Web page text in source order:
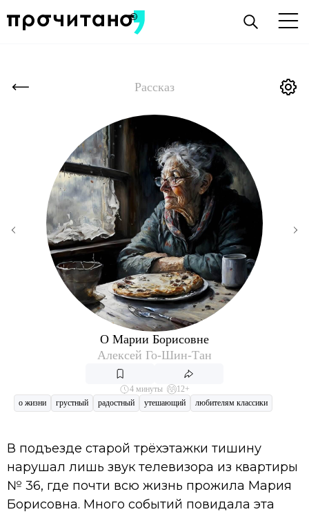
Рассказ
О Марии Борисовне
Алексей Го-Шин-Тан
4 минуты
12+
о жизни
грустный радостный утешающий любителям классики
В подъезде старой трёхэтажки тишину
нарушал лишь звук телевизора из квартиры
№ 36, где почти всю жизнь прожила Мария
Борисовна. Много событий повидала эта